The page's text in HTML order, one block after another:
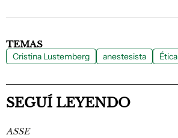
TEMAS
Cristina Lustemberg anestesista Ética
SEGUÍ LEYENDO
ASSE